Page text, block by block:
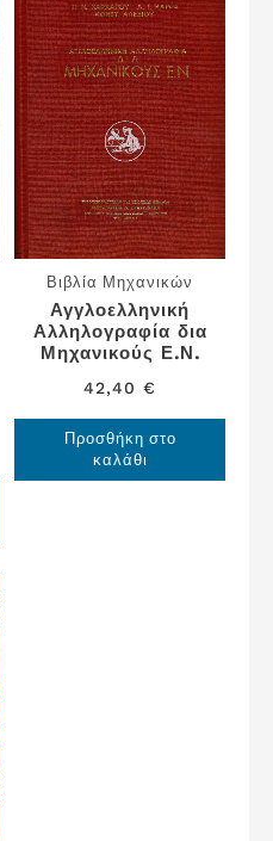
Βιβλία Μηχανικών
Αγγλοελληνική
Αλληλογραφία δια
Μηχανικούς Ε.Ν.
42,40€
Προσθήκη στο
καλάθι